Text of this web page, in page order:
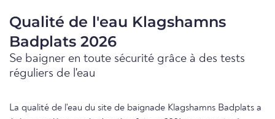
Qualité de l'eau Klagshamns
Badplats 2026
Se baigner en toute sécurité grâce à des tests
réguliers de l'eau
La qualité de l'eau du site de baignade Klagshamns Badplats a